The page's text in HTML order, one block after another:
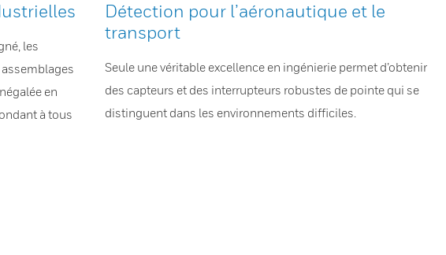
les
en
à tous
Détection pour l’aéronautique et le
transport
Seule une véritable excellence en ingénierie permet d’obtenir
des capteurs et des interrupteurs robustes de pointe qui se
distinguent dans les environnements difficiles.